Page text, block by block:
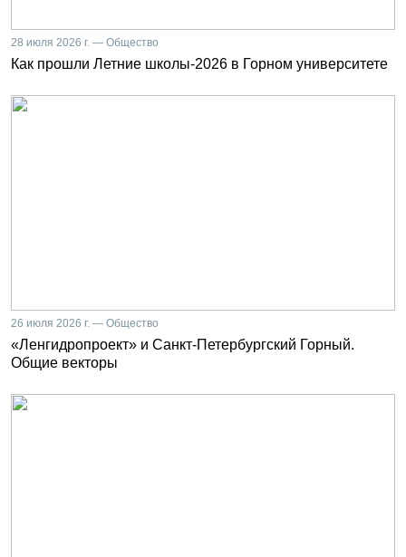
28 июля 2026 г. — Общество
Как прошли Летние школы-2026 в Горном университете
26 июля 2026 г. — Общество
«Ленгидропроект» и Санкт-Петербургский Горный.
Общие векторы